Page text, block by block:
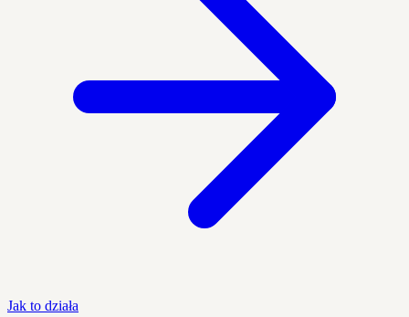
Jak to działa